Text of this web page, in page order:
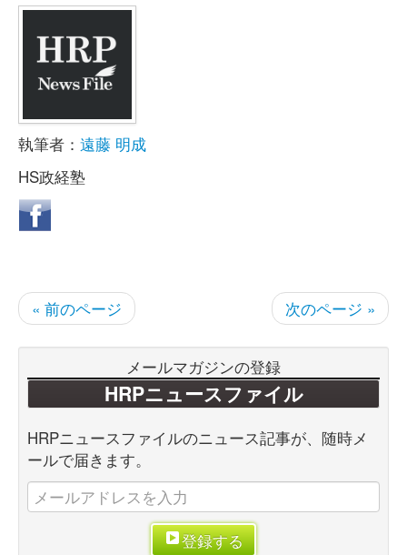
執筆者： 遠藤 明成
HS政経塾
« 前のページ 次のページ »
メールマガジンの登録
HRPニュースファイル
HRPニュースファイルのニュース記事が、随時メ
ールで届きます。
登録する